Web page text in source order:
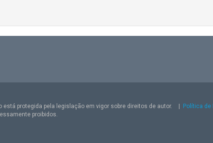
protegida pela legislação em vigor sobre direitos de autor.
Política de
proibidos.